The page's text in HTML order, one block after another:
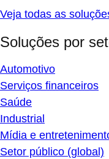
Veja todas as
Soluções por
Automotivo
Serviços financeiros
Saúde
Industrial
Mídia e
Setor público (global)